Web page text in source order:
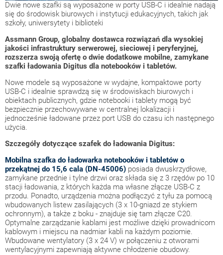
Dwie nowe szafki są wyposażone w porty USB-C i idealnie nadają
się do środowisk biurowych i instytucji edukacyjnych, takich jak
szkoły, uniwersytety i biblioteki
Assmann Group, globalny dostawca rozwiązań dla wysokiej
jakości infrastruktury serwerowej, sieciowej i peryferyjnej,
rozszerza swoją ofertę o dwie dodatkowe mobilne, zamykane
szafki ładowania Digitus dla notebooków i tabletów.
Nowe modele są wyposażone w wydajne, kompaktowe porty
USB-C i idealnie sprawdzą się w środowiskach biurowych i
obiektach publicznych, gdzie notebooki i tablety mogą być
bezpiecznie przechowywane w centralnej lokalizacji i
jednocześnie ładowane przez port USB do czasu ich następnego
użycia.
Szczegóły dotyczące szafek do ładowania Digitus:
Mobilna szafka do ładowarka notebooków i tabletów o
przekątnej do 15,6 cala (DN-45006) posiada dwuskrzydłowe,
zamykane przednie i tylne drzwi oraz składa się z 3 rzędów po 10
stacji ładowania, z których każda ma własne złącze USB-C z
przodu. Ponadto, urządzenia można podłączyć z tyłu za pomocą
wbudowanych listew zasilających (3 x 10-gniazd ze stykiem
ochronnym), a także z boku - znajduje się tam złącze C20.
Optymalne zarządzanie kablami jest możliwe dzięki prowadnicom
kablowym i miejscu na nadmiar kabli na każdym poziomie.
Wbudowane wentylatory (3 x 24 V) w połączeniu z otworami
wentylacyjnymi zapewniają aktywne chłodzenie obudowy.